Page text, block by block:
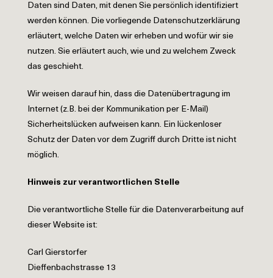
Daten sind Daten, mit denen Sie persönlich identifiziert
werden können. Die vorliegende Datenschutzerklärung
erläutert, welche Daten wir erheben und wofür wir sie
nutzen. Sie erläutert auch, wie und zu welchem Zweck
das geschieht.
Wir weisen darauf hin, dass die Datenübertragung im
Internet (z.B. bei der Kommunikation per E-Mail)
Sicherheitslücken aufweisen kann. Ein lückenloser
Schutz der Daten vor dem Zugriff durch Dritte ist nicht
möglich.
Hinweis zur verantwortlichen Stelle
Die verantwortliche Stelle für die Datenverarbeitung auf
dieser Website ist:
Carl Gierstorfer
Dieffenbachstrasse 13